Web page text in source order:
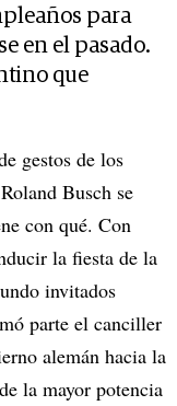
para
en el pasado.
que
gestos de los
Busch se
con qué. Con
la fiesta de la
invitados
parte el canciller
alemán hacia la
la mayor potencia